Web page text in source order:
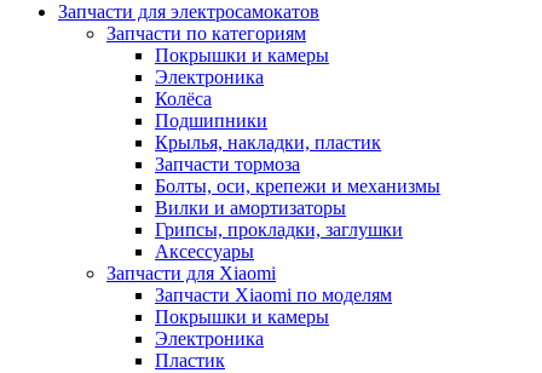
Запчасти для электросамокатов
Запчасти по категориям
Покрышки и камеры
Электроника
Колёса
Подшипники
Крылья, накладки, пластик
Запчасти тормоза
Болты, оси, крепежи и механизмы
Вилки и амортизаторы
Грипсы, прокладки, заглушки
Аксессуары
Запчасти для Xiaomi
Запчасти Xiaomi по моделям
Покрышки и камеры
Электроника
Пластик